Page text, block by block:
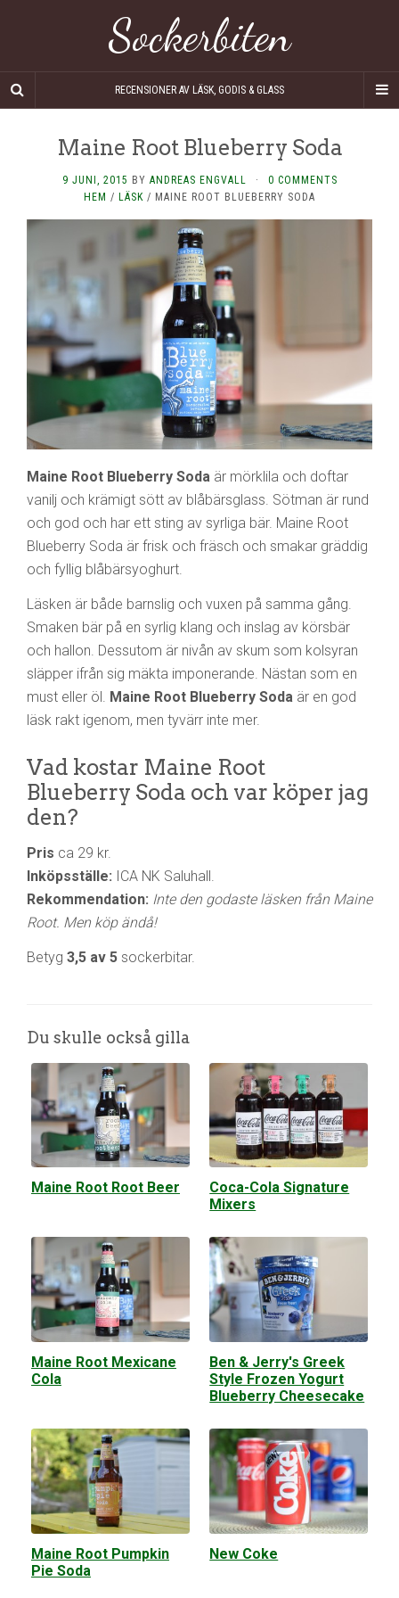
Sockerbiten
RECENSIONER AV LÄSK, GODIS & GLASS
Maine Root Blueberry Soda
9 JUNI, 2015 BY ANDREAS ENGVALL ·
0 COMMENTS
HEM / LÄSK / MAINE ROOT BLUEBERRY SODA
Maine Root Blueberry Soda är mörklila och doftar
vanilj och krämigt sött av blåbärsglass. Sötman är rund
och god och har ett sting av syrliga bär. Maine Root
Blueberry Soda är frisk och fräsch och smakar gräddig
och fyllig blåbärsyoghurt.
Läsken är både barnslig och vuxen på samma gång.
Smaken bär på en syrlig klang och inslag av körsbär
och hallon. Dessutom är nivån av skum som kolsyran
släpper ifrån sig mäkta imponerande. Nästan som en
must eller öl. Maine Root Blueberry Soda är en god
läsk rakt igenom, men tyvärr inte mer.
Vad kostar Maine Root
Blueberry Soda och var köper jag
den?
Pris ca 29 kr.
Inköpsställe: ICA NK Saluhall.
Rekommendation: Inte den godaste läsken från Maine
Root. Men köp ändå!
Betyg 3,5 av 5 sockerbitar.
Du skulle också gilla
Maine Root Root Beer
Coca-Cola Signature
Mixers
Maine Root Mexicane
Cola
Ben & Jerry's Greek
Style Frozen Yogurt
Blueberry Cheesecake
Maine Root Pumpkin
Pie Soda
New Coke